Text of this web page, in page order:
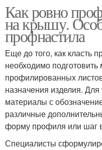
Как ровно
на крышу.
профнастила
Еще до того, как класть
необходимо
профилированных
назначения изделия.
материалы с
различные
форму профиля или шаг
Специалисты